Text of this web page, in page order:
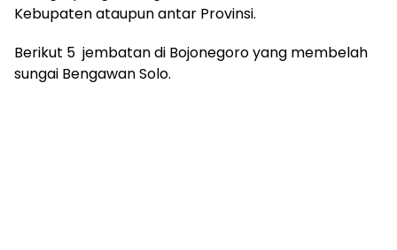
Kebupaten ataupun antar Provinsi.
Berikut 5 jembatan di Bojonegoro yang membelah
sungai Bengawan Solo.